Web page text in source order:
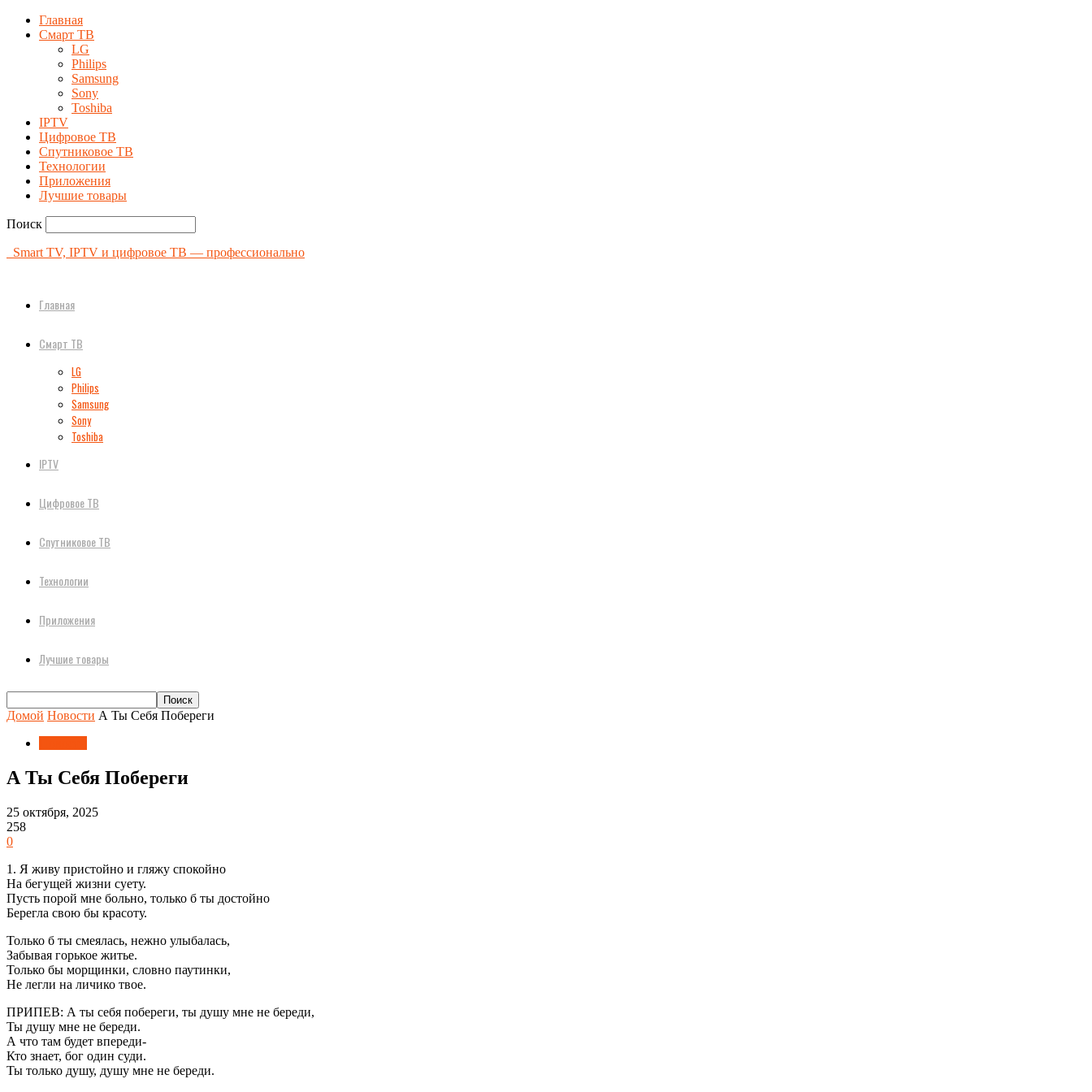
Главная
Смарт ТВ
LG
Philips
Samsung
Sony
Toshiba
IPTV
Цифровое ТВ
Спутниковое ТВ
Технологии
Приложения
Лучшие товары
Поиск
Smart TV, IPTV и цифровое ТВ — профессионально
Главная
Смарт ТВ
LG
Philips
Samsung
Sony
Toshiba
IPTV
Цифровое ТВ
Спутниковое ТВ
Технологии
Приложения
Лучшие товары
Домой Новости А Ты Себя Побереги
А Ты Себя Побереги
25 октября, 2025
258
0
1. Я живу пристойно и гляжу спокойно
На бегущей жизни суету.
Пусть порой мне больно, только б ты достойно
Берегла свою бы красоту.
Только б ты смеялась, нежно улыбалась,
Забывая горькое житье.
Только бы морщинки, словно паутинки,
Не легли на личико твое.
ПРИПЕВ: А ты себя побереги, ты душу мне не береди,
Ты душу мне не береди.
А что там будет впереди-
Кто знает, бог один суди.
Ты только душу, душу мне не береди.